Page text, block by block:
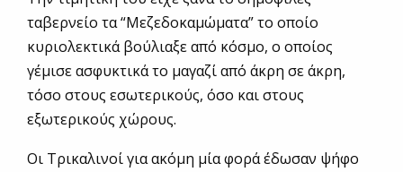
ταβερνείο τα “Μεζεδοκαμώματα” το οποίο
κυριολεκτικά βούλιαξε από κόσμο, ο οποίος
γέμισε ασφυκτικά το μαγαζί από άκρη σε άκρη,
τόσο στους εσωτερικούς, όσο και στους
εξωτερικούς χώρους.
Οι Τρικαλινοί για ακόμη μία φορά έδωσαν ψήφο